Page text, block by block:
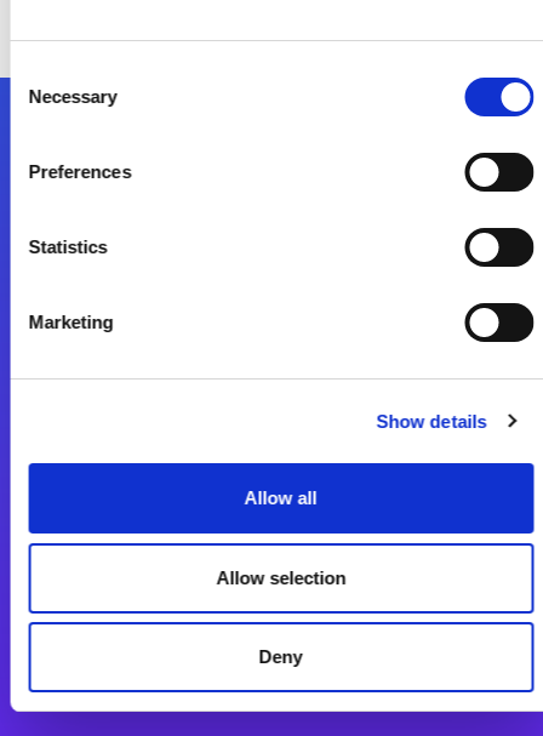
Selection
Necessary
Preferences
Statistics
Marketing
Show details
Allow all
Allow selection
Deny
Start exceeding your digital transformation
Integrationslösungen
App Entwicklungsplattform
Magic xpa Low Code Plattform